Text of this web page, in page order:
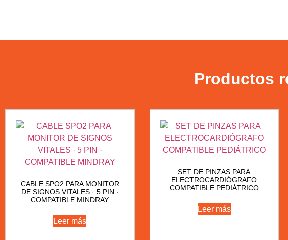
Productos
CABLE SPO2 PARA MONITOR
DE SIGNOS VITALES · 5 PIN ·
COMPATIBLE MINDRAY
Leer más
SET DE PINZAS PARA
ELECTROCARDIÓGRAFO
COMPATIBLE PEDIÁTRICO
Leer más